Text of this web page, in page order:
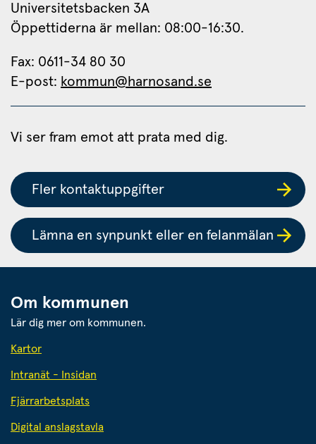
Universitetsbacken 3A
Öppettiderna är mellan: 08:00-16:30.
Fax: 0611-34 80 30
E-post: kommun@harnosand.se
Vi ser fram emot att prata med dig.
Fler kontaktuppgifter
Lämna en synpunkt eller en felanmälan
Om kommunen
Lär dig mer om kommunen.
Kartor
Intranät - Insidan
Fjärrarbetsplats
Digital anslagstavla